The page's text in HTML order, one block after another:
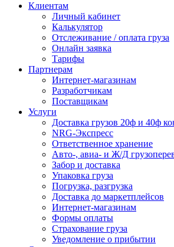
Клиентам
Личный кабинет
Калькулятор
Отслеживание / оплата груза
Онлайн заявка
Тарифы
Партнерам
Интернет-магазинам
Разработчикам
Поставщикам
Услуги
Доставка грузов 20ф и 40ф
NRG-Экспресс
Ответственное хранение
Авто-, авиа- и Ж/Д
Забор и доставка
Упаковка груза
Погрузка, разгрузка
Доставка до маркетплейсов
Интернет-магазинам
Формы оплаты
Страхование груза
Уведомление о прибытии